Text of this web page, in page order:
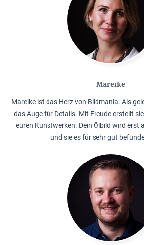
Mareike
Mareike ist das Herz von Bildmania. Als
das Auge für Details. Mit Freude erstellt
euren Kunstwerken. Dein Ölbild wird erst
und sie es für sehr gut